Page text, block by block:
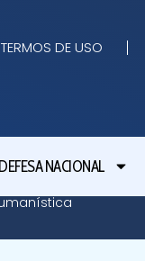
TERMOS DE USO
DEFESA NACIONAL